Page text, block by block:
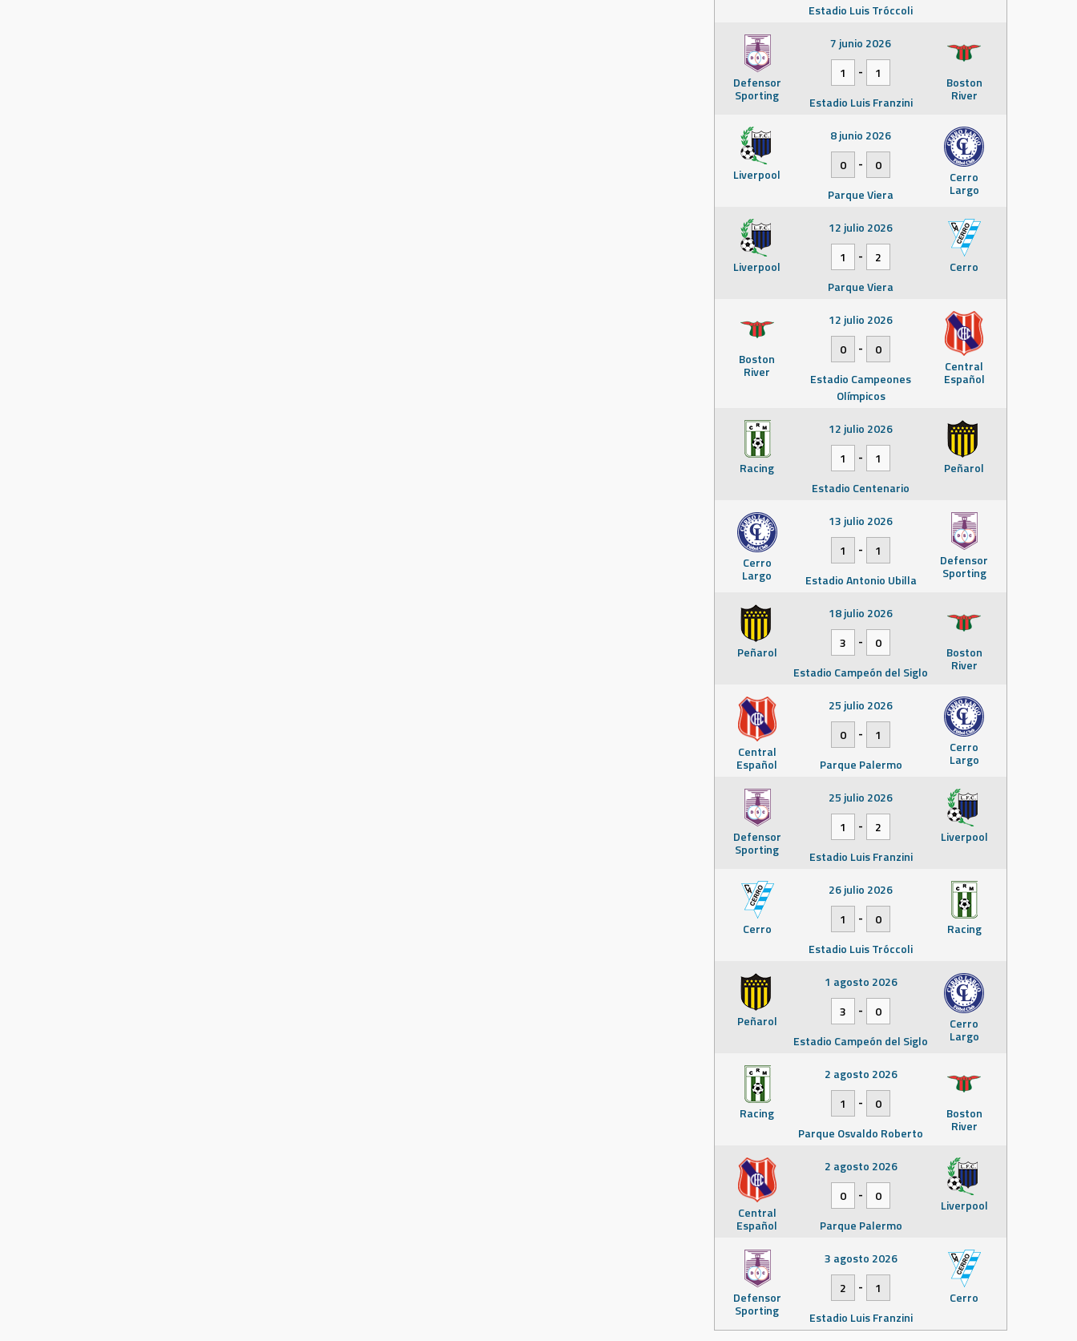
Estadio Luis Tróccoli
Defensor
Sporting
Boston
River
7 junio 2026
1
-
1
Estadio Luis Franzini
Liverpool Cerro
Largo
8 junio 2026
0
-
0
Parque Viera
Liverpool Cerro
12 julio 2026
1
-
2
Parque Viera
Boston
River Central
Español
12 julio 2026
0
-
0
Estadio Campeones
Olímpicos
Racing Peñarol
12 julio 2026
1
-
1
Estadio Centenario
Cerro
Largo
Defensor
Sporting
13 julio 2026
1
-
1
Estadio Antonio Ubilla
Peñarol Boston
River
18 julio 2026
3
-
0
Estadio Campeón del Siglo
Central
Español
Cerro
Largo
25 julio 2026
0
-
1
Parque Palermo
Defensor
Sporting
Liverpool
25 julio 2026
1
-
2
Estadio Luis Franzini
Cerro Racing
26 julio 2026
1
-
0
Estadio Luis Tróccoli
Peñarol Cerro
Largo
1 agosto 2026
3
-
0
Estadio Campeón del Siglo
Racing Boston
River
2 agosto 2026
1
-
0
Parque Osvaldo Roberto
Central
Español
Liverpool
2 agosto 2026
0
-
0
Parque Palermo
Defensor
Sporting
Cerro
3 agosto 2026
2
-
1
Estadio Luis Franzini